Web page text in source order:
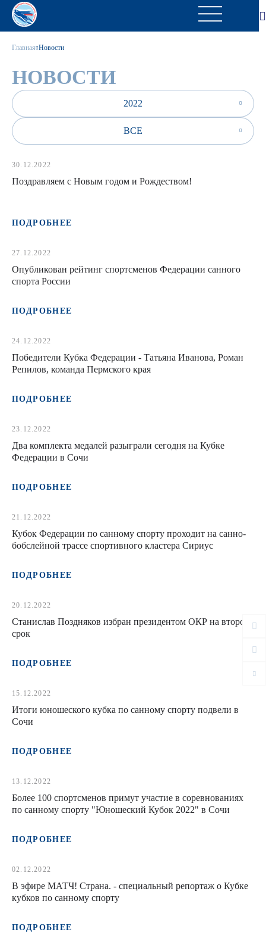
Главная Новости
НОВОСТИ
2022
ВСЕ
30.12.2022
Поздравляем с Новым годом и Рождеством!
ПОДРОБНЕЕ
27.12.2022
Опубликован рейтинг спортсменов Федерации санного
спорта России
ПОДРОБНЕЕ
24.12.2022
Победители Кубка Федерации - Татьяна Иванова, Роман
Репилов, команда Пермского края
ПОДРОБНЕЕ
23.12.2022
Два комплекта медалей разыграли сегодня на Кубке
Федерации в Сочи
ПОДРОБНЕЕ
21.12.2022
Кубок Федерации по санному спорту проходит на санно-
бобслейной трассе спортивного кластера Сириус
ПОДРОБНЕЕ
20.12.2022
Станислав Поздняков избран президентом ОКР на второй
срок
ПОДРОБНЕЕ
15.12.2022
Итоги юношеского кубка по санному спорту подвели в
Сочи
ПОДРОБНЕЕ
13.12.2022
Более 100 спортсменов примут участие в соревнованиях
по санному спорту "Юношеский Кубок 2022" в Сочи
ПОДРОБНЕЕ
02.12.2022
В эфире МАТЧ! Страна. - специальный репортаж о Кубке
кубков по санному спорту
ПОДРОБНЕЕ